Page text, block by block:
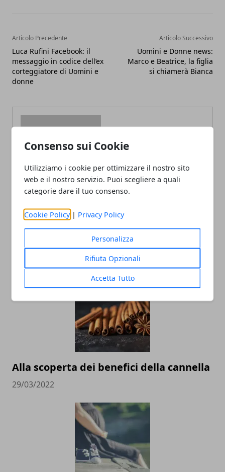
Consenso sui Cookie
Utilizziamo i cookie per ottimizzare il nostro sito
web e il nostro servizio. Puoi scegliere a quali
categorie dare il tuo consenso.
Cookie Policy | Privacy Policy
Personalizza
Rifiuta Opzionali
Accetta Tutto
Articolo Precedente
Luca Rufini Facebook: il
messaggio in codice dell’ex
corteggiatore di Uomini e
donne
Articolo Successivo
Uomini e Donne news:
Marco e Beatrice, la figlia
si chiamerà Bianca
ARTICOLI CORRELATI
Alla scoperta dei benefici della cannella
29/03/2022